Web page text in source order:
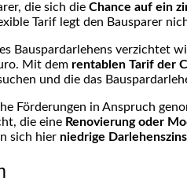
die sich die Chance auf ein
Tarif legt den Bausparer
Bauspardarlehens
Mit dem rentablen Tarif der
und die das
Förderungen in Anspruch
die eine Renovierung oder
sich hier niedrige